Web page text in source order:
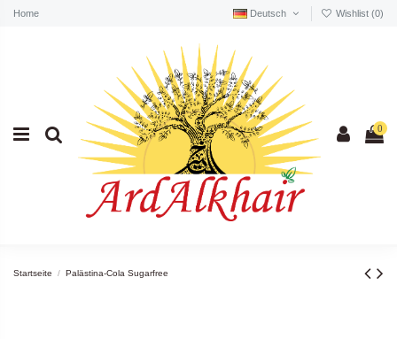
Home Deutsch Wishlist (0)
0
Startseite Palästina-Cola Sugarfree